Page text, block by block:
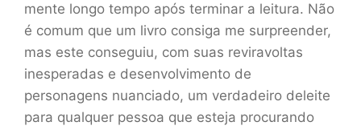
mente longo tempo após terminar a leitura. Não
é comum que um livro consiga me surpreender,
mas este conseguiu, com suas reviravoltas
inesperadas e desenvolvimento de
personagens nuanciado, um verdadeiro deleite
para qualquer pessoa que esteja procurando